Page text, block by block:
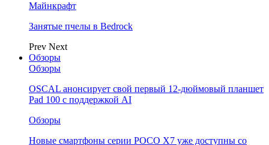
Майнкрафт
Занятые пчелы в Bedrock
Prev Next
Обзоры
Обзоры
OSCAL анонсирует свой первый 12-дюймовый планшет
Pad 100 с поддержкой AI
Обзоры
Новые смартфоны серии POCO X7 уже доступны со